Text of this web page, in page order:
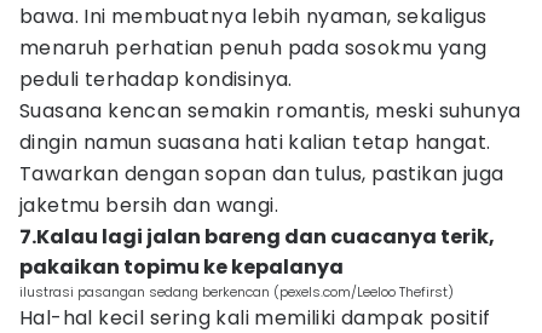
bawa. Ini membuatnya lebih nyaman, sekaligus
menaruh perhatian penuh pada sosokmu yang
peduli terhadap kondisinya.
Suasana kencan semakin romantis, meski suhunya
dingin namun suasana hati kalian tetap hangat.
Tawarkan dengan sopan dan tulus, pastikan juga
jaketmu bersih dan wangi.
7.Kalau lagi jalan bareng dan cuacanya terik,
pakaikan topimu ke kepalanya
ilustrasi pasangan sedang berkencan (pexels.com/Leeloo Thefirst)
Hal-hal kecil sering kali memiliki dampak positif